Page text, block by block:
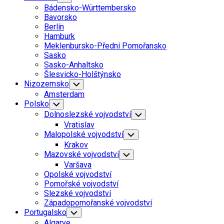
Child
Menu
Bádensko-Württembersko
Bavorsko
Berlín
Hamburk
Meklenbursko-Přední Pomořansko
Sasko
Sasko-Anhaltsko
Šlesvicko-Holštýnsko
Nizozemsko Toggle
Child
Menu
Amsterdam
Polsko Toggle
Child
Menu
Dolnoslezské vojvodství Toggle
Child
Menu
Vratislav
Malopolské vojvodství Toggle
Child
Menu
Krakov
Mazovské vojvodství Toggle
Child
Varšava
Opolské vojvodství
Pomořské vojvodství
Slezské vojvodství
Západopomořanské vojvodství
Portugalsko Toggle
Child